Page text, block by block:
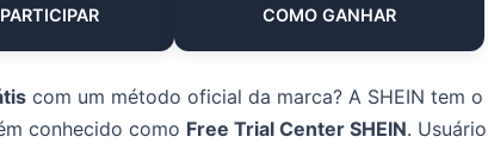
COMO GANHAR
com um método oficial da marca? A SHEIN tem o
conhecido como Free Trial Center SHEIN.